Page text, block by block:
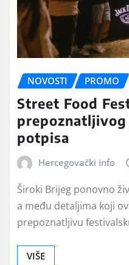
NOVOSTI PROMO
Street Food
prepoznatljivog
potpisa
Hercegovački info
Široki Brijeg ponovno
a među detaljima koji
prepoznatljivu
VIŠE